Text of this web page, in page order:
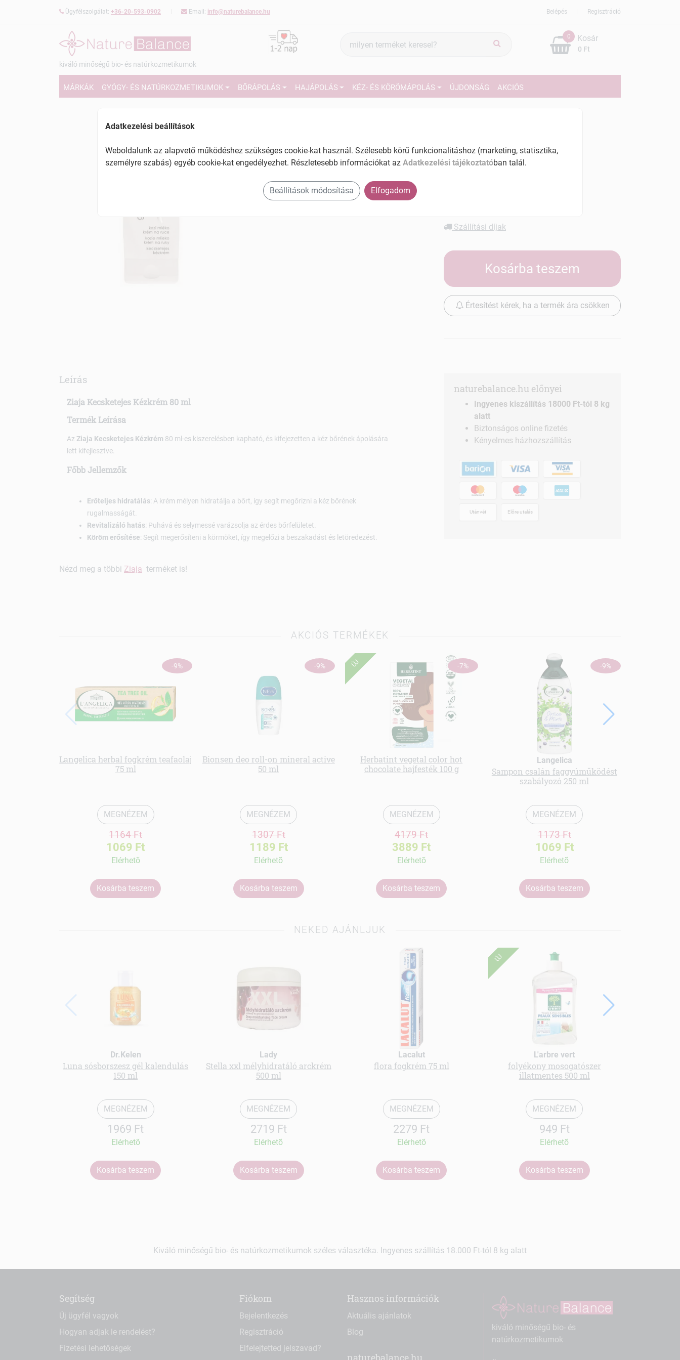
Ügyfélszolgálat: +36-20-593-0902 Email: info@naturebalance.hu Regisztráció
Belépés
kiváló minőségű bio- és natúrkozmetikumok
keresés
0
0 Ft
Kosár
MÁRKÁK GYÓGY- ÉS NATÚRKOZMETIKUMOK BŐRÁPOLÁS HAJÁPOLÁS KÉZ- ÉS KÖRÖMÁPOLÁS ÚJDONSÁG AKCIÓS
Tartalom: 80 ml
EAN: 5901887005452
Készletinformáció:
Szállítási díjak
Kosárba teszem
Értesítést kérek, ha a termék ára csökken
Leírás
Ziaja Kecsketejes Kézkrém 80 ml
Termék Leírása
Az Ziaja Kecsketejes Kézkrém 80 ml-es kiszerelésben kapható, és kifejezetten a kéz bőrének ápolására
lett kifejlesztve.
Főbb Jellemzők
Erőteljes hidratálás: A krém mélyen hidratálja a bőrt, így segít megőrizni a kéz bőrének
rugalmasságát.
Revitalizáló hatás: Puhává és selymessé varázsolja az érdes bőrfelületet.
Köröm erősítése: Segít megerősíteni a körmöket, így megelőzi a beszakadást és letöredezést.
Nézd meg a többi Ziaja terméket is!
naturebalance.hu előnyei
Ingyenes kiszállítás 18000 Ft-tól 8 kg
alatt
Biztonságos online fizetés
Kényelmes házhozszállítás
Utánvét Előre utalás
AKCIÓS TERMÉKEK
-9%
Langelica herbal fogkrém teafaolaj
75 ml
MEGNÉZEM
1164 Ft
1069 Ft
Elérhetõ
Kosárba teszem
-9%
Bionsen deo roll-on mineral active
50 ml
MEGNÉZEM
1307 Ft
1189 Ft
Elérhetõ
Kosárba teszem
-7%
ÚJ
Herbatint vegetal color hot
chocolate hajfesték 100 g
MEGNÉZEM
4179 Ft
3889 Ft
Elérhetõ
Kosárba teszem
-9%
Langelica
Sampon csalán faggyúműködést
szabályozó 250 ml
MEGNÉZEM
1173 Ft
1069 Ft
Elérhetõ
Kosárba teszem
NEKED AJÁNLJUK
Dr.Kelen
Luna sósborszesz gél kalendulás
150 ml
MEGNÉZEM
1969 Ft
Elérhetõ
Kosárba teszem
Lady
Stella xxl mélyhidratáló arckrém
500 ml
MEGNÉZEM
2719 Ft
Elérhetõ
Kosárba teszem
Lacalut
flora fogkrém 75 ml
MEGNÉZEM
2279 Ft
Elérhetõ
Kosárba teszem
ÚJ
L'arbre vert
folyékony mosogatószer
illatmentes 500 ml
MEGNÉZEM
949 Ft
Elérhetõ
Kosárba teszem
Kiváló minőségű bio- és natúrkozmetikumok széles választéka. Ingyenes szállítás 18.000 Ft-tól 8 kg alatt
Segítség
Új ügyfél vagyok
Hogyan adjak le rendelést?
Fizetési lehetőségek
Fiókom
Bejelentkezés
Regisztráció
Elfelejtetted jelszavad?
Hasznos információk
Aktuális ajánlatok
Blog
naturebalance.hu
kiváló minőségű bio- és
natúrkozmetikumok
Adatkezelési beállítások
Weboldalunk az alapvető működéshez szükséges cookie-kat használ. Szélesebb körű funkcionalitáshoz (marketing, statisztika,
személyre szabás) egyéb cookie-kat engedélyezhet. Részletesebb információkat az Adatkezelési tájékoztatóban talál.
Beállítások módosítása Elfogadom